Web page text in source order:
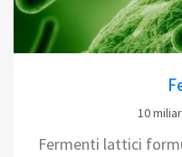
10
Fermenti lattici